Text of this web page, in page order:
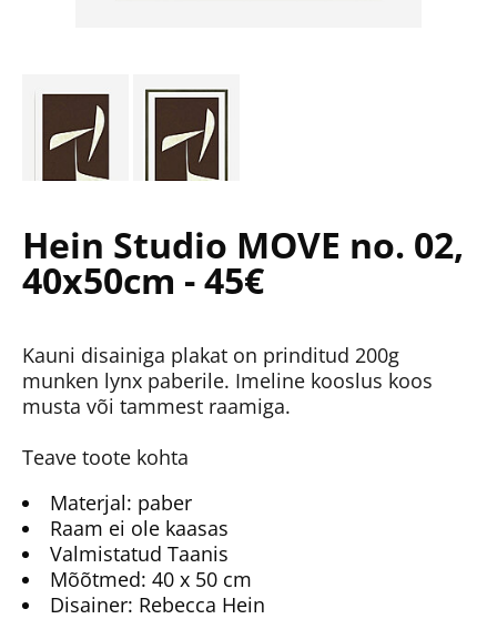
Hein Studio MOVE no. 02,
40x50cm - 45€
Kauni disainiga plakat on prinditud 200g
munken lynx paberile. Imeline kooslus koos
musta või tammest raamiga.
Teave toote kohta
Materjal: paber
Raam ei ole kaasas
Valmistatud Taanis
Mõõtmed: 40 x 50 cm
Disainer: Rebecca Hein